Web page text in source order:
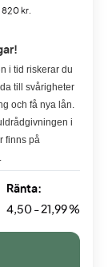
kr.
i tid riskerar du
till svårigheter
och få nya lån.
i
finns på
.
Ränta:
4,50 - 21,99 %